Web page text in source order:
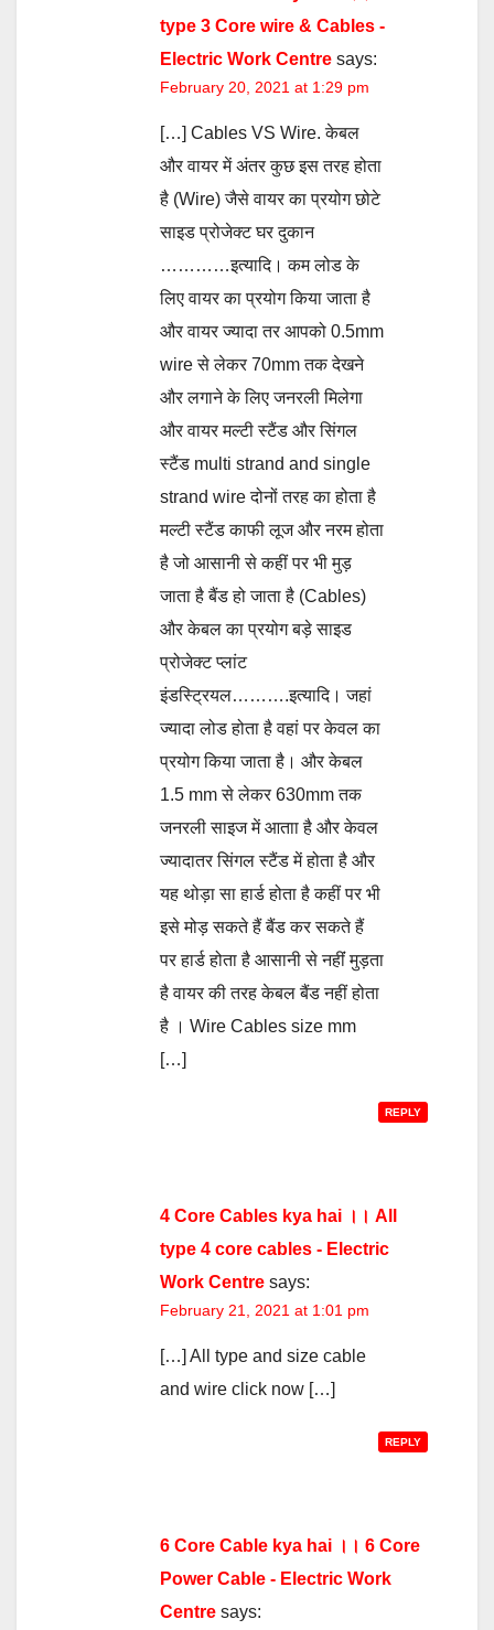
type 3 Core wire & Cables -
Electric Work Centre says:
February 20, 2021 at 1:29 pm
[…] Cables VS Wire. केबल
और वायर में अंतर कुछ इस तरह होता
है (Wire) जैसे वायर का प्रयोग छोटे
साइड प्रोजेक्ट घर दुकान
…………इत्यादि। कम लोड के
लिए वायर का प्रयोग किया जाता है
और वायर ज्यादा तर आपको 0.5mm
wire से लेकर 70mm तक देखने
और लगाने के लिए जनरली मिलेगा
और वायर मल्टी स्टैंड और सिंगल
स्टैंड multi strand and single
strand wire दोनों तरह का होता है
मल्टी स्टैंड काफी लूज और नरम होता
है जो आसानी से कहीं पर भी मुड़
जाता है बैंड हो जाता है (Cables)
और केबल का प्रयोग बड़े साइड
प्रोजेक्ट प्लांट
इंडस्ट्रियल……….इत्यादि। जहां
ज्यादा लोड होता है वहां पर केवल का
प्रयोग किया जाता है। और केबल
1.5 mm से लेकर 630mm तक
जनरली साइज में आताा है और केवल
ज्यादातर सिंगल स्टैंड में होता है और
यह थोड़ा सा हार्ड होता है कहीं पर भी
इसे मोड़ सकते हैं बैंड कर सकते हैं
पर हार्ड होता है आसानी से नहींं मुड़ता
है वायर की तरह केबल बैंड नहीं होता
है । Wire Cables size mm
[…]
REPLY
4 Core Cables kya hai ।। All
type 4 core cables - Electric
Work Centre says:
February 21, 2021 at 1:01 pm
[…] All type and size cable
and wire click now […]
REPLY
6 Core Cable kya hai ।। 6 Core
Power Cable - Electric Work
Centre says: